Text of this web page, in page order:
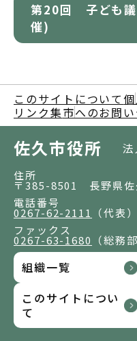
第20回 子ども
催)
このサイトについて
リンク集市へのお問
佐久市役所
住所
〒385-8501 長野県佐
電話番号
0267-62-2111
（代表）
ファックス
0267-63-1680 （総務部
組織一覧
このサイトについ
て